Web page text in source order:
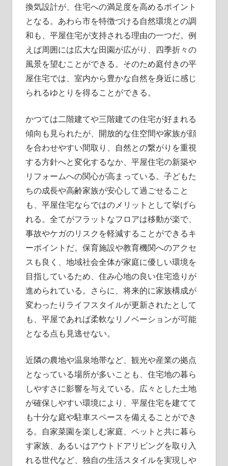
換気設計が、住宅への満足度を高めるポイント
となる。あわら市を特徴づける自然環境との調
和も、平屋住宅が支持される理由の一つだ。例
えば周囲には広大な田園が広がり、四季折々の
風景を望むことができる。そのため庭付きの平
屋住宅では、室内から豊かな自然を身近に感じ
られるゆとりを得ることができる。
かつては二階建てや三階建ての住宅が好まれる
傾向も見られたが、開放的な住空間や家族が顔
を合わせやすい間取り、自然との繋がりを重視
する方針へと変化するなか、平屋住宅の新築や
リフォームへの関心が高まっている。子どもた
ちの成長や高齢家族が安心して過ごせること
も、平屋住宅ならではのメリットとして挙げら
れる。全てがフラットなフロアは移動が楽で、
事故やケガのリスクを軽減することができるキ
ーポイントだ。保育施設や教育機関へのアクセ
スも良く、地域社会全体が家庭に優しい環境を
目指しているため、住み心地の良い住宅造りが
進められている。さらに、将来的に家族構成が
変わったりライフスタイルが更新されたとして
も、平屋であれば柔軟なリノベーションが可能
となる点も見逃せない。
近隣の農地や温泉地帯など、観光や産業の拠点
となっている場所が多いことも、住宅地の暮ら
しやすさに影響を与えている。広々とした土地
が確保しやすい環境により、平屋住宅を建てて
も十分な庭や駐車スペースを備えることができ
る。自家菜園を楽しむ家庭、ペットと共に暮ら
す家族、あるいはアウトドアリビングを取り入
れる世代など、独自の生活スタイルを実現しや